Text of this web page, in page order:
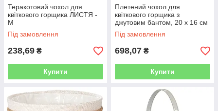
Теракотовий чохол для
квіткового горщика ЛИСТЯ -
M
Під замовлення
238,69 ₴
Купити
Плетений чохол для
квіткового горщика з
джутовим бантом, 20 x 16 см
- коричневий
Під замовлення
698,07 ₴
Купити